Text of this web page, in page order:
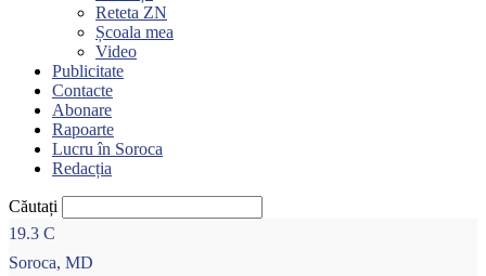
Reteta ZN
Școala mea
Video
Publicitate
Contacte
Abonare
Rapoarte
Lucru în Soroca
Redacția
Căutați
19.3 C
Soroca, MD